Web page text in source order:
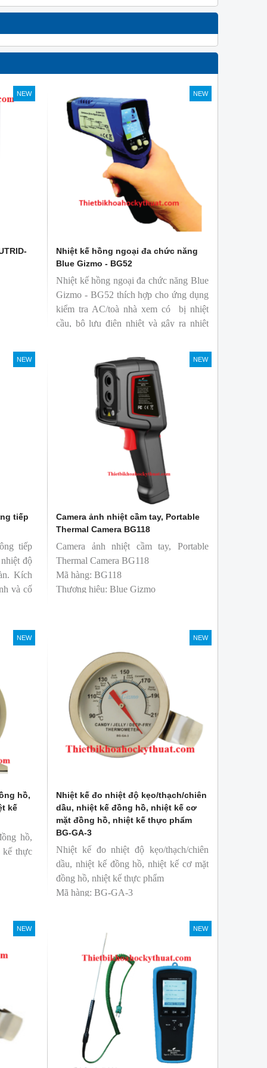
NEW NEW
Nhiệt kế hồng ngoại đa chức năng
Blue Gizmo - BG52
Nhiệt kế hồng ngoại đa chức năng Blue
Gizmo - BG52 thích hợp cho ứng dụng
kiểm tra AC/toà nhà xem có bị nhiệt
cầu, bộ lưu điện nhiệt và gây ra nhiệt
NEW
tiếp
tiếp
độ
Kích
và cố
NEW
Camera ảnh nhiệt cầm tay, Portable
Thermal Camera BG118
Camera ảnh nhiệt cầm tay, Portable
Thermal Camera BG118
Mã hàng: BG118
Thương hiệu: Blue Gizmo
NEW
hồ,
kế
hồ,
kế thực
NEW
Nhiệt kế đo nhiệt độ kẹo/thạch/chiên
dầu, nhiệt kế đồng hồ, nhiệt kế cơ
mặt đồng hồ, nhiệt kế thực phẩm
BG-GA-3
Nhiệt kế đo nhiệt độ kẹo/thạch/chiên
dầu, nhiệt kế đồng hồ, nhiệt kế cơ mặt
đồng hồ, nhiệt kế thực phẩm
Mã hàng: BG-GA-3
NEW NEW